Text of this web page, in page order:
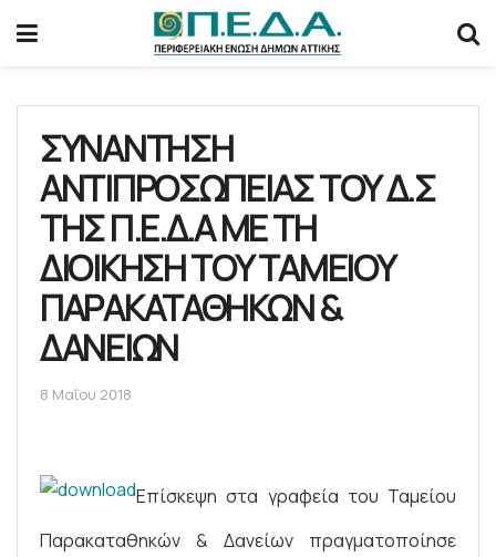
ΣΥΝΑΝΤΗΣΗ
ΑΝΤΙΠΡΟΣΩΠΕΙΑΣ ΤΟΥ Δ.Σ
ΤΗΣ Π.Ε.Δ.Α ΜΕ ΤΗ
ΔΙΟΙΚΗΣΗ ΤΟΥ ΤΑΜΕΙΟΥ
ΠΑΡΑΚΑΤΑΘΗΚΩΝ &
ΔΑΝΕΙΩΝ
8 Μαΐου 2018
Επίσκεψη στα γραφεία του Ταμείου
Παρακαταθηκών & Δανείων πραγματοποίησε